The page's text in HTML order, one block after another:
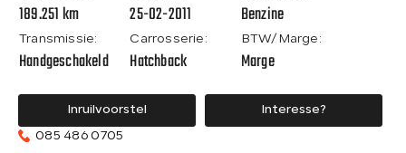
189.251 km 25-02-2011 Benzine
Transmissie:
Handgeschakeld
Carrosserie:
Hatchback
BTW/Marge:
Marge
Inruilvoorstel
Interesse?
085 486 0705